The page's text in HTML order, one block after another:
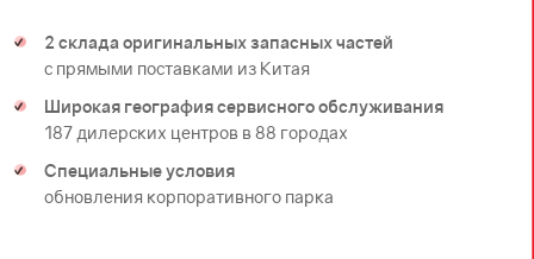
2 склада оригинальных запасных частей
с прямыми поставками из Китая
Широкая география сервисного обслуживания
187 дилерских центров в 88 городах
Специальные условия
обновления корпоративного парка